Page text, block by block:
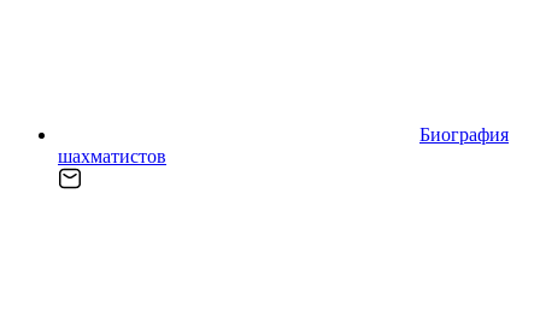
Биография
шахматистов